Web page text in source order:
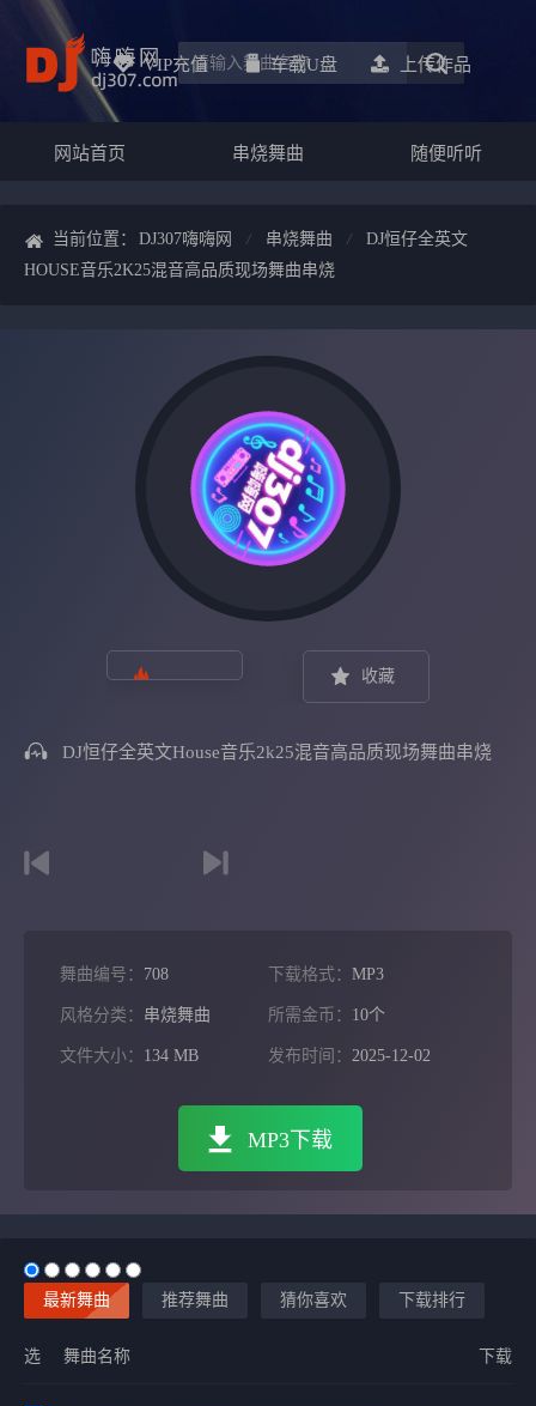
VIP充值 车载u盘 上传作品
网站首页 串烧舞曲 随便听听
当前位置： DJ307嗨嗨网 串烧舞曲
DJ恒仔全英文
HOUSE音乐2K25混音高品质现场舞曲串烧
收藏
DJ恒仔全英文House音乐2k25混音高品质现场舞曲串烧
舞曲编号： 708 下载格式： MP3
风格分类： 串烧舞曲 所需金币： 10个
文件大小： 134 MB 发布时间： 2025-12-02
MP3下载
最新舞曲 推荐舞曲 猜你喜欢 下载排行
选 舞曲名称 下载